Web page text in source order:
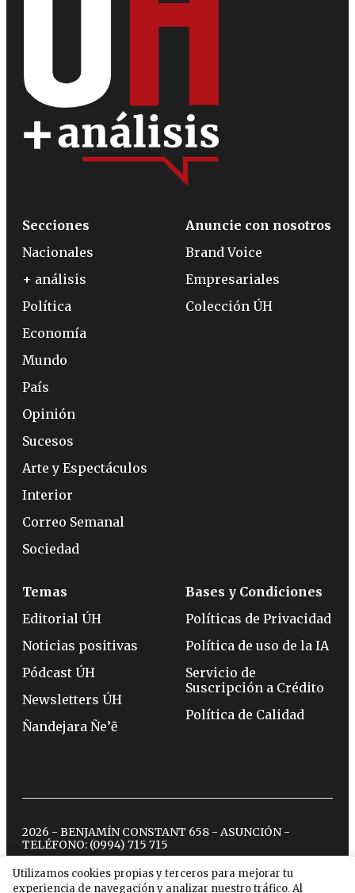
Utilizamos cookies propias y terceros para mejorar tu
experiencia de navegación y analizar nuestro tráfico. Al
Secciones
Nacionales
+ análisis
Política
Economía
Mundo
País
Opinión
Sucesos
Arte y Espectáculos
Interior
Correo Semanal
Sociedad
Anuncie con nosotros
Brand Voice
Empresariales
Colección ÚH
Temas
Editorial ÚH
Noticias positivas
Pódcast ÚH
Newsletters ÚH
Ñandejara Ñe’ẽ
Bases y Condiciones
Políticas de Privacidad
Política de uso de la IA
Servicio de
Suscripción a Crédito
Política de Calidad
2026 - BENJAMÍN CONSTANT 658 - ASUNCIÓN -
TELÉFONO: (0994) 715 715